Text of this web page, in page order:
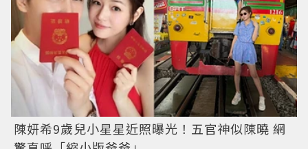
陳妍希9歲兒小星星近照曝光！五官神似陳曉 網